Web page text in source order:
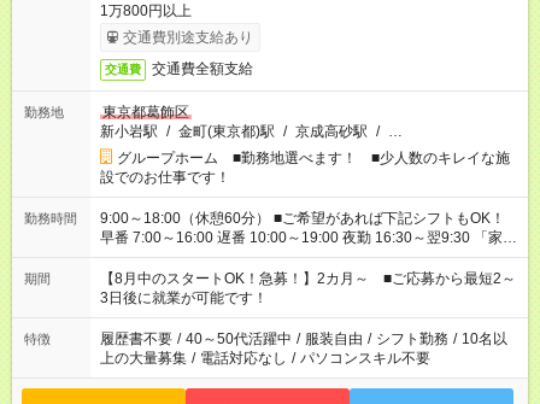
1万800円以上
交通費別途支給あり
交通費 交通費全額支給
勤務地
東京都葛飾区
新小岩駅 / 金町(東京都)駅 / 京成高砂駅 / …
グループホーム ■勤務地選べます！ ■少人数のキレイな施
設でのお仕事です！
勤務時間
9:00～18:00（休憩60分） ■ご希望があれば下記シフトもOK！
早番 7:00～16:00 遅番 10:00～19:00 夜勤 16:30～翌9:30 「家族
と休みを合わせたい」 「余裕を持って夕飯の準備がしたい」
「できれば残業はしたくない」 など、ご希望を教えてください
ね。 ※Wワーク希望の方へ 今ご覧のお仕事で希望する勤務時間
と、もう1つのお仕事の勤務時間。 合計で週40時間を超える場
合は応募できません。
期間
【8月中のスタートOK！急募！】2カ月～ ■ご応募から最短2～
3日後に就業が可能です！
特徴 履歴書不要 / 40～50代活躍中 / 服装自由 / シフト勤務 / 10名以
上の大量募集 / 電話対応なし / パソコンスキル不要